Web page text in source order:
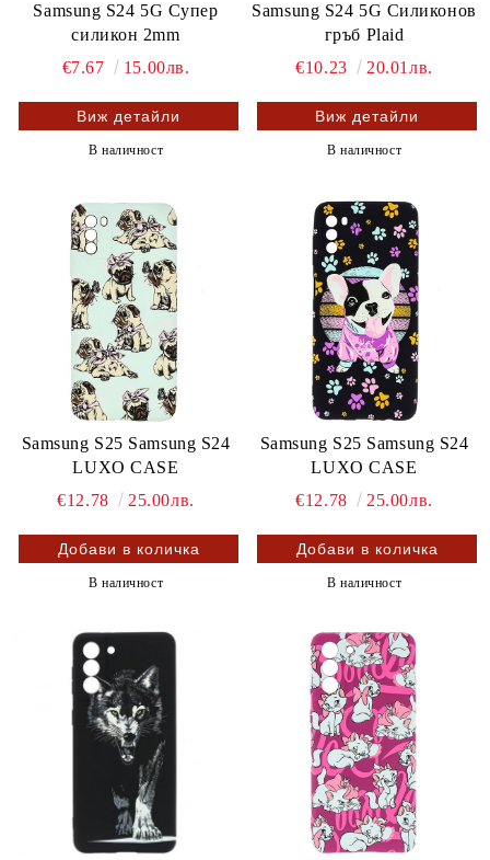
Samsung S24 5G Супер
силикон 2mm
€7.67
15.00лв.
Виж детайли
В наличност
Samsung S24 5G Силиконов
гръб Plaid
€10.23
20.01лв.
Виж детайли
В наличност
Samsung S25 Samsung S24
LUXO CASE
€12.78
25.00лв.
В наличност
Samsung S25 Samsung S24
LUXO CASE
€12.78
25.00лв.
В наличност